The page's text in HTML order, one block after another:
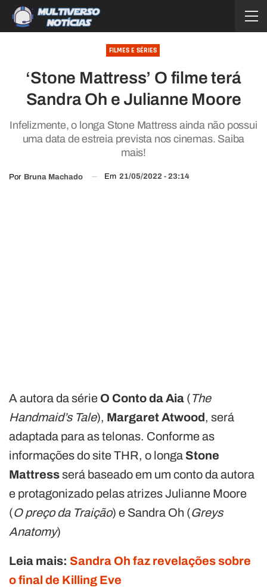
FILMES E SÉRIES
‘Stone Mattress’ O filme terá
Sandra Oh e Julianne Moore
Infelizmente, o longa Stone Mattress ainda não possui
uma data de estreia prevista nos cinemas. Saiba
mais!
Por Bruna Machado Em 21/05/2022 - 23:14
A autora da série O Conto da Aia (The
Handmaid’s Tale), Margaret Atwood, será
adaptada para as telonas. Conforme as
informações do site THR, o longa Stone
Mattressserá baseado em um conto da autora
e protagonizado pelas atrizes Julianne Moore
(O preço da Traição) e Sandra Oh (Greys
Anatomy)
Leia mais: Sandra Oh faz revelações sobre
o final de Killing Eve